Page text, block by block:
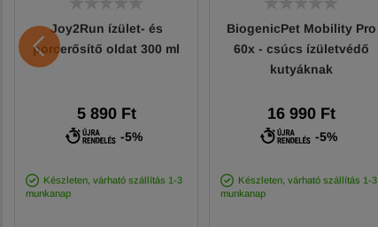
Joy2Run ízület- és
porcerősítő oldat 300 ml
5 890 Ft
-5%
Készleten, várható szállítás 1-3
munkanap
BiogenicPet Mobility Pro
60x - csúcs ízületvédő
kutyáknak
16 990 Ft
-5%
Készleten, várható szállítás 1-3
munkanap